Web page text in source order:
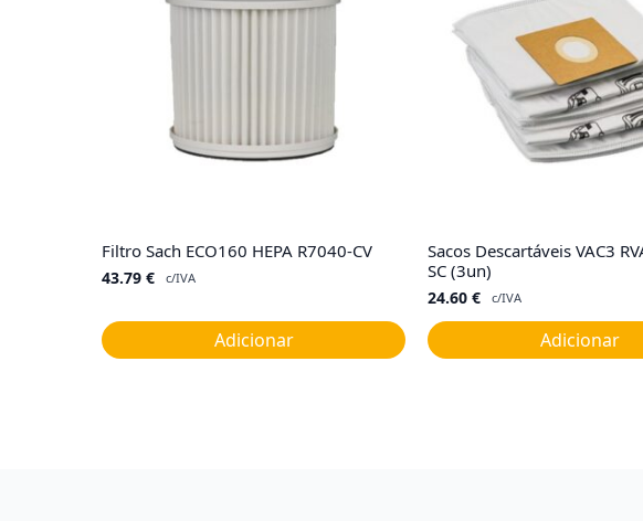
Filtro Sach ECO160 HEPA R7040-CV
43.79 € c/IVA
Adicionar
Sacos Descartáveis VAC3
SC (3un)
24.60 € c/IVA
Adicionar